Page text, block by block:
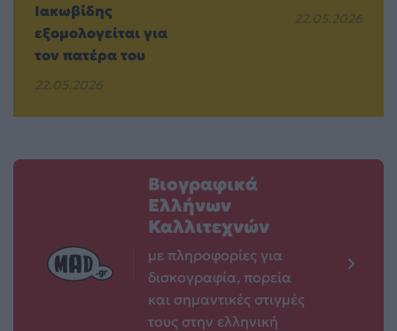
Ιακωβίδης
εξομολογείται για
τον πατέρα του
22.05.2026
22.05.2026
Βιογραφικά
Ελλήνων
Καλλιτεχνών
με πληροφορίες για
δισκογραφία, πορεία
και σημαντικές στιγμές
τους στην ελληνική